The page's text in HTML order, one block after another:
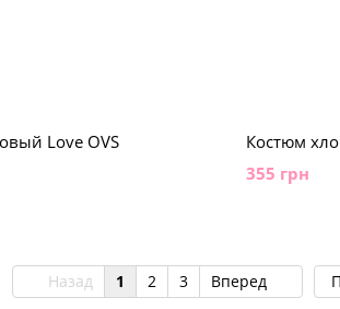
Love OVS
Костюм
355 грн
Назад 1 2 3 Вперед